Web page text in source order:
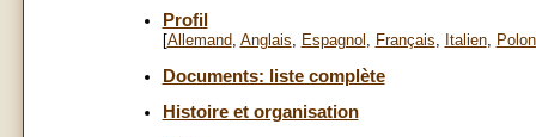
Profil
[Allemand Anglais Espagnol Français Italien,
Documents: liste complète
Histoire et organisation